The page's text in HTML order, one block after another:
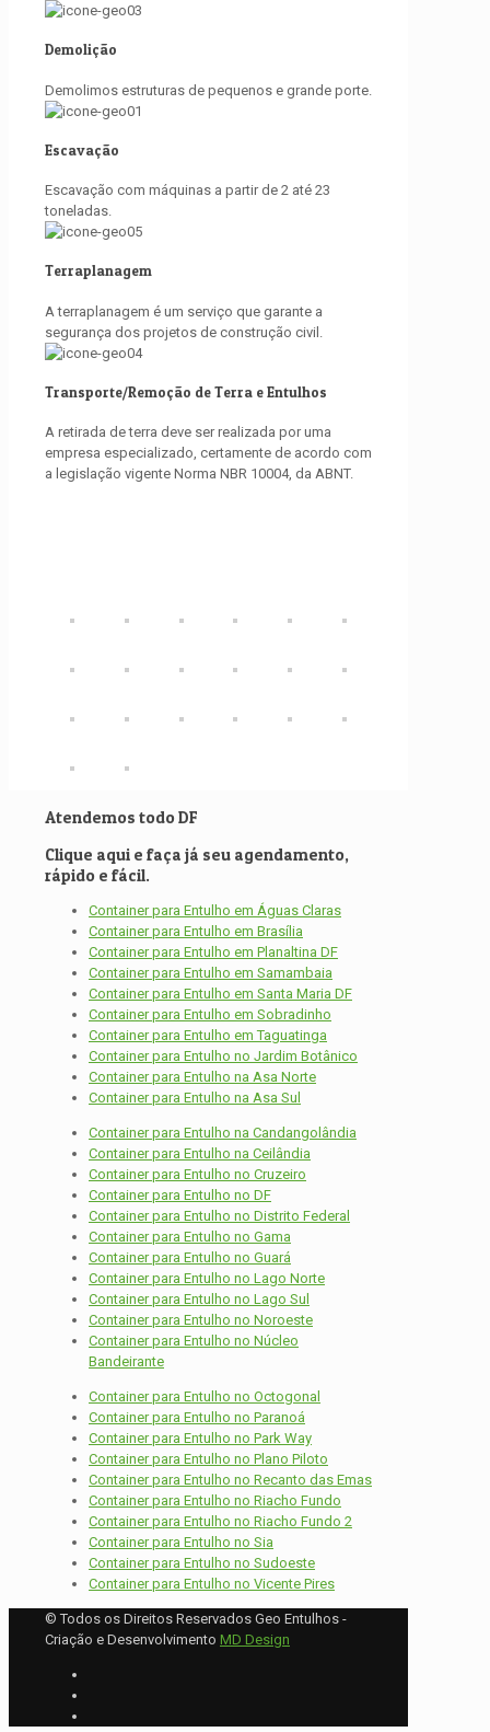
Demolição
Demolimos estruturas de pequenos e grande porte.
Escavação
Escavação com máquinas a partir de 2 até 23
toneladas.
Terraplanagem
A terraplanagem é um serviço que garante a
segurança dos projetos de construção civil.
Transporte/Remoção de Terra e Entulhos
A retirada de terra deve ser realizada por uma
empresa especializado, certamente de acordo com
a legislação vigente Norma NBR 10004, da ABNT.
Atendemos todo DF
Clique aqui e faça já seu agendamento,
rápido e fácil.
Container para Entulho em Águas Claras
Container para Entulho em Brasília
Container para Entulho em Planaltina DF
Container para Entulho em Samambaia
Container para Entulho em Santa Maria DF
Container para Entulho em Sobradinho
Container para Entulho em Taguatinga
Container para Entulho no Jardim Botânico
Container para Entulho na Asa Norte
Container para Entulho na Asa Sul
Container para Entulho na Candangolândia
Container para Entulho na Ceilândia
Container para Entulho no Cruzeiro
Container para Entulho no DF
Container para Entulho no Distrito Federal
Container para Entulho no Gama
Container para Entulho no Guará
Container para Entulho no Lago Norte
Container para Entulho no Lago Sul
Container para Entulho no Noroeste
Container para Entulho no Núcleo
Bandeirante
Container para Entulho no Octogonal
Container para Entulho no Paranoá
Container para Entulho no Park Way
Container para Entulho no Plano Piloto
Container para Entulho no Recanto das Emas
Container para Entulho no Riacho Fundo
Container para Entulho no Riacho Fundo 2
Container para Entulho no Sia
Container para Entulho no Sudoeste
Container para Entulho no Vicente Pires
© Todos os Direitos Reservados Geo Entulhos -
Criação e Desenvolvimento MD Design